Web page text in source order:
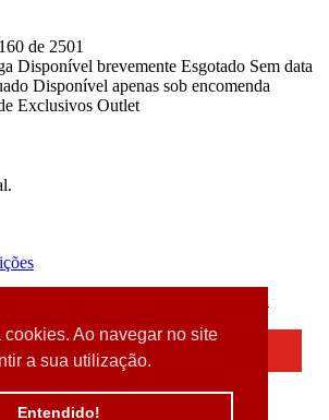
cookies. Ao navegar no site
a sua utilização.
Entendido!
de 2501
Disponível brevemente Esgotado Sem data
Disponível apenas sob encomenda
Exclusivos Outlet
usar um browser desatualizado
browser